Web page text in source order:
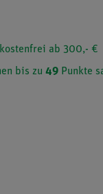
ab 300,- €
bis zu 49 Punkte